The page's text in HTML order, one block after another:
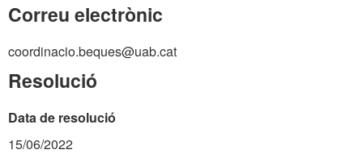
Correu electrònic
coordinacio.beques@uab.cat
Resolució
Data de resolució
15/06/2022